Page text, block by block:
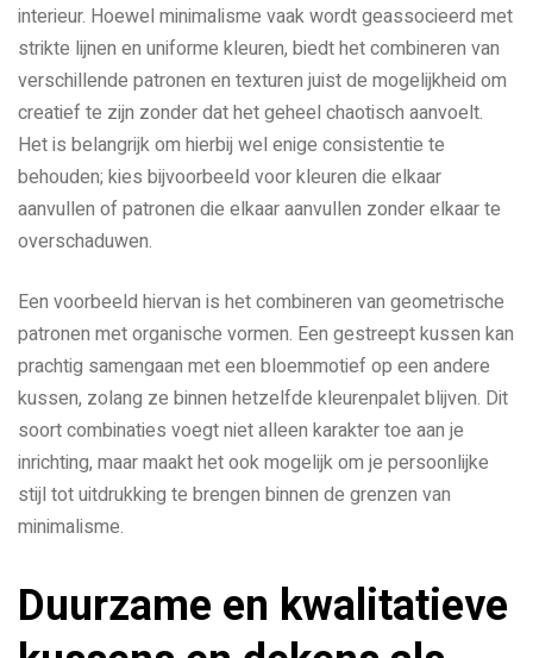
interieur. Hoewel minimalisme vaak wordt geassocieerd met
strikte lijnen en uniforme kleuren, biedt het combineren van
verschillende patronen en texturen juist de mogelijkheid om
creatief te zijn zonder dat het geheel chaotisch aanvoelt.
Het is belangrijk om hierbij wel enige consistentie te
behouden; kies bijvoorbeeld voor kleuren die elkaar
aanvullen of patronen die elkaar aanvullen zonder elkaar te
overschaduwen.
Een voorbeeld hiervan is het combineren van geometrische
patronen met organische vormen. Een gestreept kussen kan
prachtig samengaan met een bloemmotief op een andere
kussen, zolang ze binnen hetzelfde kleurenpalet blijven. Dit
soort combinaties voegt niet alleen karakter toe aan je
inrichting, maar maakt het ook mogelijk om je persoonlijke
stijl tot uitdrukking te brengen binnen de grenzen van
minimalisme.
Duurzame en kwalitatieve